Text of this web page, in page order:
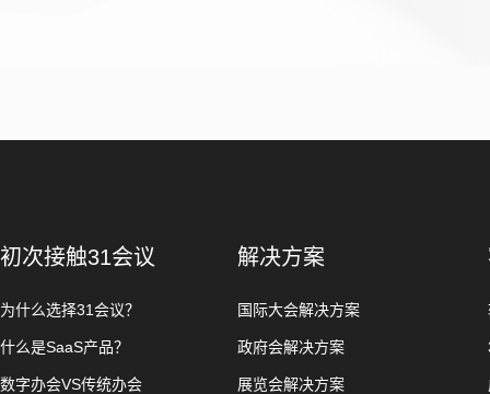
初次接触31会议
为什么选择31会议？
什么是SaaS产品？
数字办会VS传统办会
解决方案
国际大会解决方案
政府会解决方案
展览会解决方案